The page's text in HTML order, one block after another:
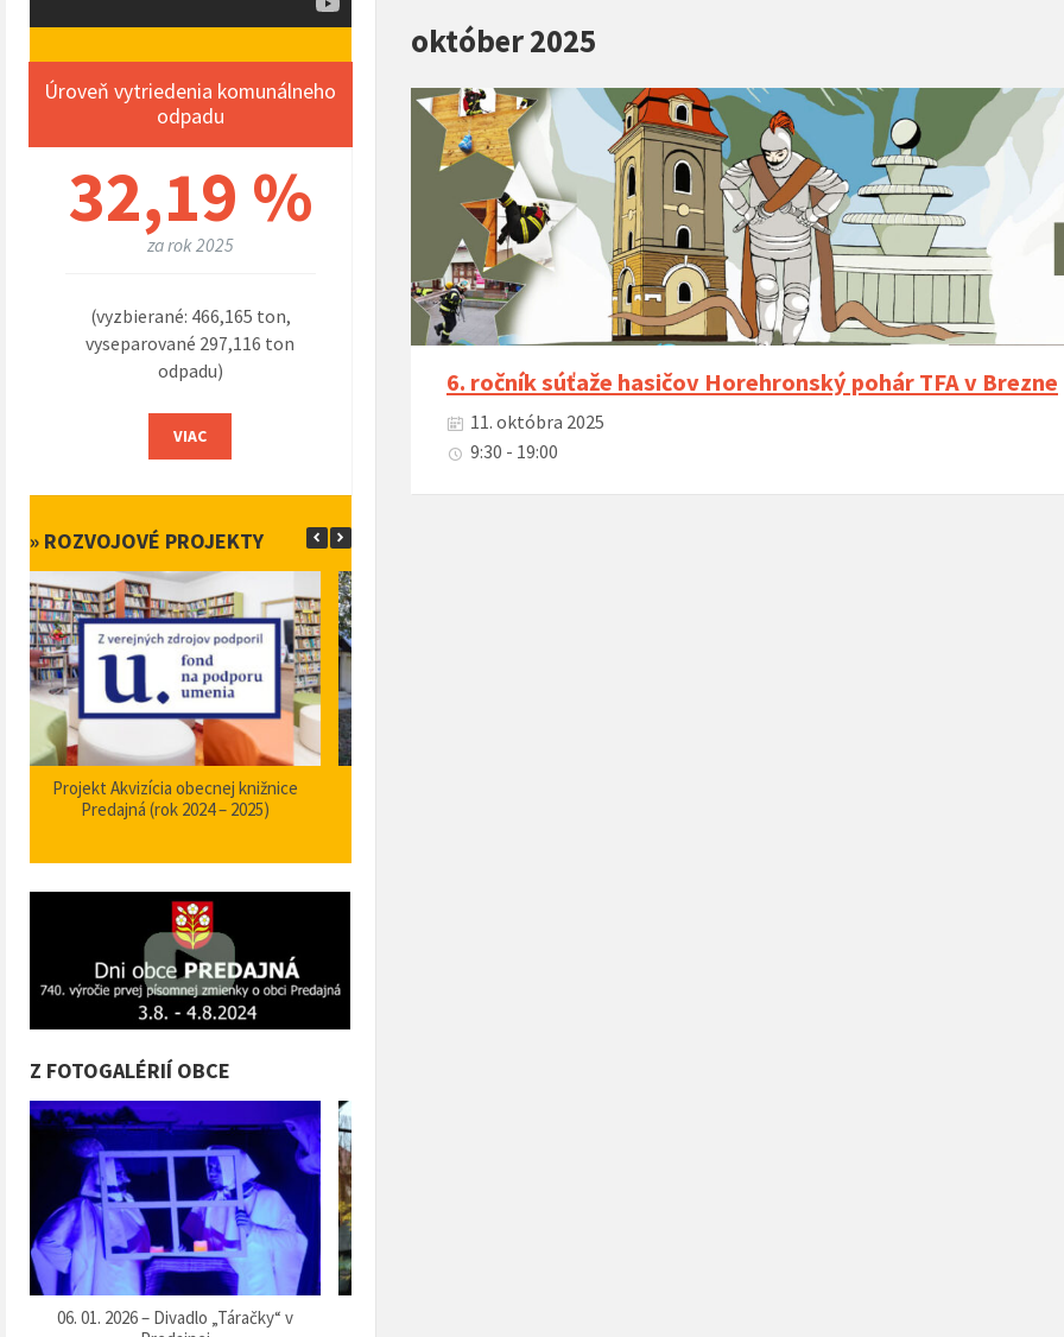
október 2025
6. ročník súťaže hasičov Horehronský pohár TFA v Brezne
11. októbra 2025
9:30 - 19:00
Úroveň vytriedenia komunálneho
odpadu
32,19 %
za rok 2025
(vyzbierané: 466,165 ton,
vyseparované 297,116 ton
odpadu)
VIAC
» ROZVOJOVÉ PROJEKTY
Zabezpečenie zvýšenia bezpečnosti a
plynulosti premávky – I/66 Predajná
Z FOTOGALÉRIÍ OBCE
07. 12. 2025 – Vítanie Mikuláša